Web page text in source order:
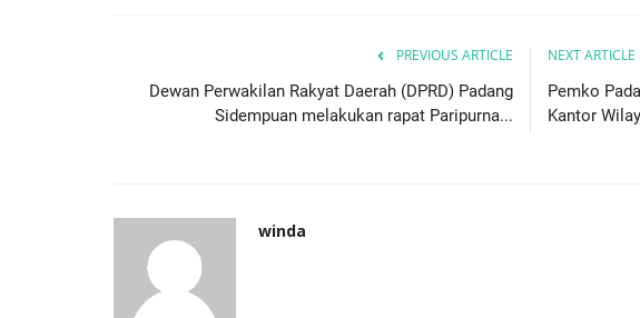
PREVIOUS ARTICLE
Dewan Perwakilan Rakyat Daerah (DPRD) Padang
Sidempuan melakukan rapat Paripurna...
NEXT ARTICLE
Pemko
Kantor
winda